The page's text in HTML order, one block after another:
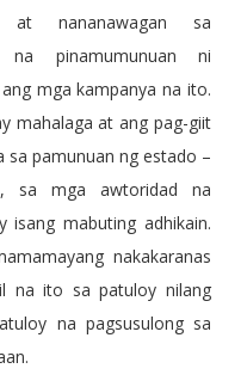
at nananawagan sa
na pinamumunuan ni
mga kampanya na ito.
mahalaga at ang pag-giit
sa pamunuan ng estado –
sa mga awtoridad na
isang mabuting adhikain.
nakakaranas
na ito sa patuloy nilang
na pagsusulong sa